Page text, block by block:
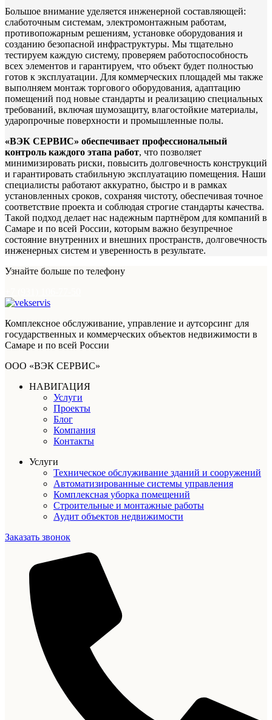
Большое внимание уделяется инженерной составляющей:
слаботочным системам, электромонтажным работам,
противопожарным решениям, установке оборудования и
созданию безопасной инфраструктуры. Мы тщательно
тестируем каждую систему, проверяем работоспособность
всех элементов и гарантируем, что объект будет полностью
готов к эксплуатации. Для коммерческих площадей мы также
выполняем монтаж торгового оборудования, адаптацию
помещений под новые стандарты и реализацию специальных
требований, включая шумозащиту, влагостойкие материалы,
ударопрочные поверхности и промышленные полы.
«ВЭК СЕРВИС» обеспечивает профессиональный
контроль каждого этапа работ, что позволяет
минимизировать риски, повысить долговечность конструкций
и гарантировать стабильную эксплуатацию помещения. Наши
специалисты работают аккуратно, быстро и в рамках
установленных сроков, сохраняя чистоту, обеспечивая точное
соответствие проекта и соблюдая строгие стандарты качества.
Такой подход делает нас надежным партнёром для компаний в
Самаре и по всей России, которым важно безупречное
состояние внутренних и внешних пространств, долговечность
инженерных систем и уверенность в результате.
Узнайте больше по телефону
Комплексное обслуживание, управление и аутсорсинг для
государственных и коммерческих объектов недвижимости в
Самаре и по всей России
ООО «ВЭК СЕРВИС»
НАВИГАЦИЯ
Услуги
Проекты
Блог
Компания
Контакты
Услуги
Техническое обслуживание зданий и сооружений
Автоматизированные системы управления
Комплексная уборка помещений
Строительные и монтажные работы
Аудит объектов недвижимости
Заказать звонок